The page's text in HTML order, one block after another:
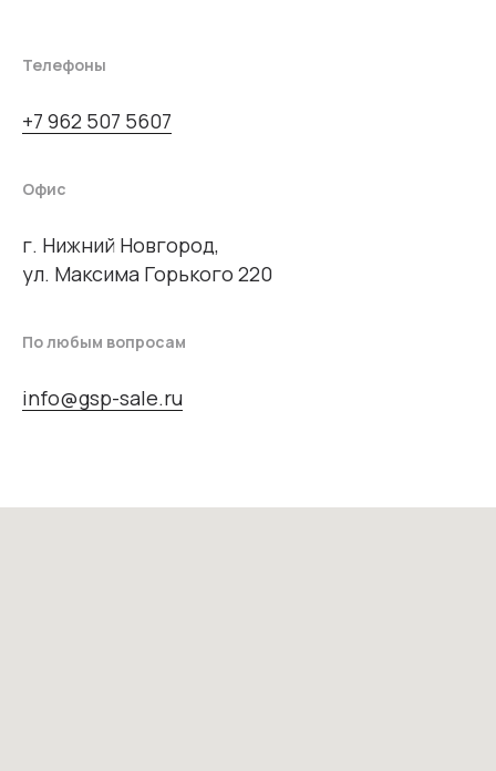
Телефоны
+7 962 507 5607
Офис
г. Нижний Новгород,
ул. Максима Горького 220
По любым вопросам
info@gsp-sale.ru